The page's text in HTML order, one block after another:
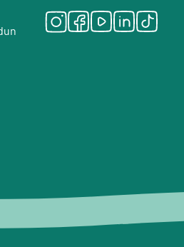
Instagram
Facebook
Youtube
LinkedIn
Tiktok